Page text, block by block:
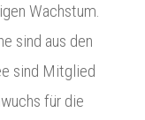
Wachstum.
sind aus den
sind Mitglied
für die